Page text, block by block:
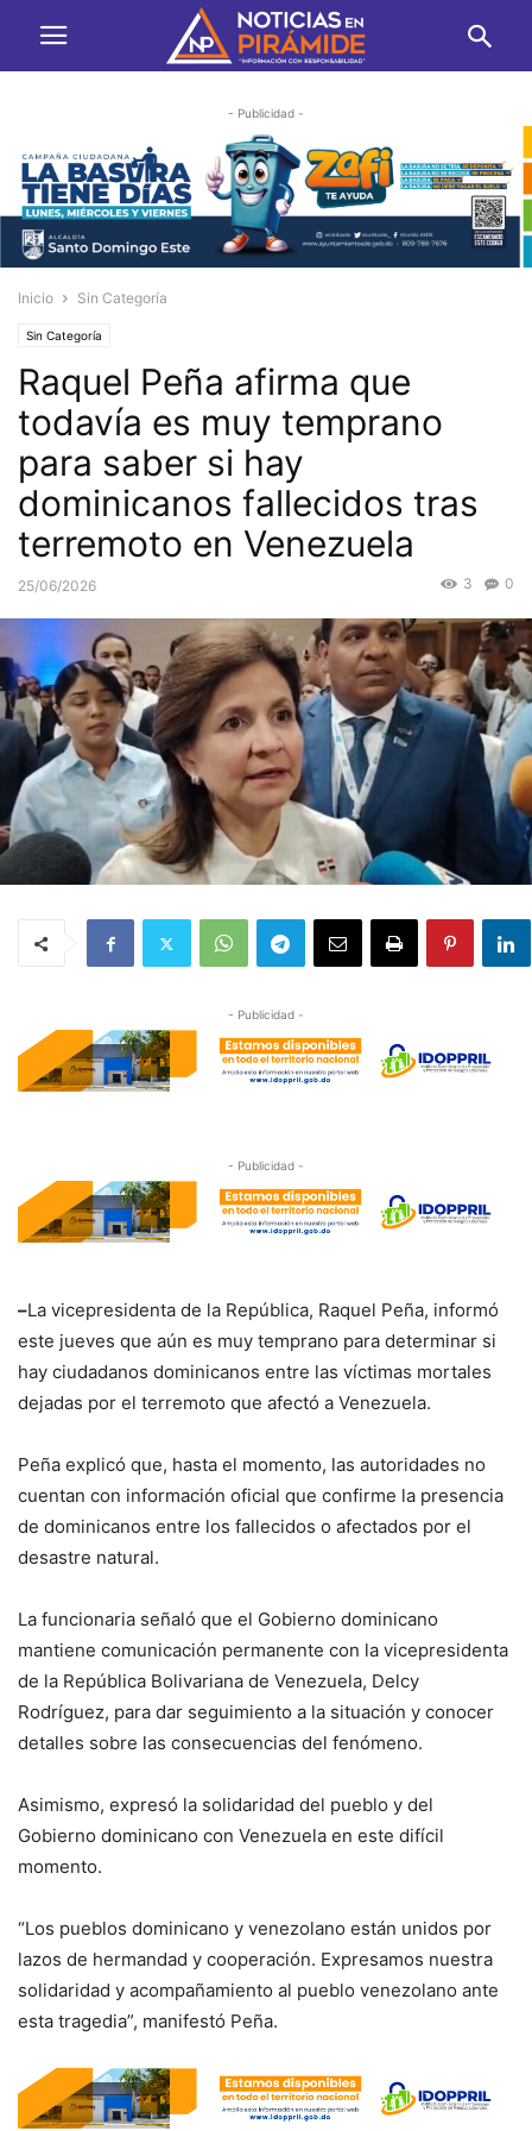
- Publicidad -
Inicio Sin Categoría
Sin Categoría
Raquel Peña afirma que
todavía es muy temprano
para saber si hay
dominicanos fallecidos tras
terremoto en Venezuela
25/06/2026 0
3
- Publicidad -
- Publicidad -
–La vicepresidenta de la República, Raquel Peña, informó
este jueves que aún es muy temprano para determinar si
hay ciudadanos dominicanos entre las víctimas mortales
dejadas por el terremoto que afectó a Venezuela.
Peña explicó que, hasta el momento, las autoridades no
cuentan con información oficial que confirme la presencia
de dominicanos entre los fallecidos o afectados por el
desastre natural.
La funcionaria señaló que el Gobierno dominicano
mantiene comunicación permanente con la vicepresidenta
de la República Bolivariana de Venezuela, Delcy
Rodríguez, para dar seguimiento a la situación y conocer
detalles sobre las consecuencias del fenómeno.
Asimismo, expresó la solidaridad del pueblo y del
Gobierno dominicano con Venezuela en este difícil
momento.
“Los pueblos dominicano y venezolano están unidos por
lazos de hermandad y cooperación. Expresamos nuestra
solidaridad y acompañamiento al pueblo venezolano ante
esta tragedia”, manifestó Peña.